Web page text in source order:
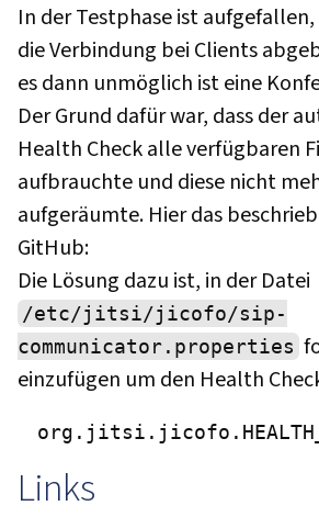
In der Testphase ist
die Verbindung bei Clients
es dann unmöglich ist eine
Der Grund dafür war, dass der
Health Check alle verfügbaren
aufbrauchte und diese nicht
aufgeräumte. Hier das
GitHub:
Die Lösung dazu ist, in der Datei
/etc/jitsi/jicofo/sip-
communicator.properties
einzufügen um den Health
Links